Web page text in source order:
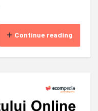
Continue reading